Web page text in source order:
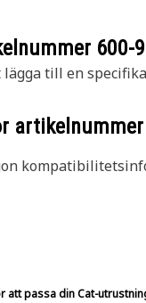
600-
till en
artikelnummer
att passa din Cat-